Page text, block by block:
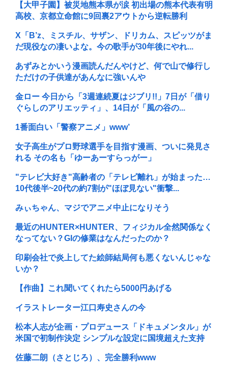
【大甲子園】被災地熊本県が涙 初出場の熊本代表有明
高校、京都立命館に9回裏2アウトから逆転勝利
X「B’z、ミスチル、サザン、ドリカム、スピッツがま
だ現役なの凄いよな。今の歌手が30年後にやれ...
あずみとかいう漫画読んだんやけど、何で山で修行し
ただけの子供達があんなに強いんや
金ロー 今日から「3週連続夏はジブリ!!」7日が「借り
ぐらしのアリエッティ」、14日が「風の谷の...
1番面白い「警察アニメ」www’
女子高生がプロ野球選手を目指す漫画、ついに発見さ
れる その名も「ゆーあーすらっがー」
"テレビ大好き"高齢者の「テレビ離れ」が始まった…
10代後半~20代の約7割が"ほぼ見ない"衝撃...
みぃちゃん、マジでアニメ中止になりそう
最近のHUNTER×HUNTER、フィジカル全然関係なく
なってない？GIの修業はなんだったのか？
印刷会社で炎上してた絵師結局何も悪くないんじゃな
いか？
【作曲】これ聞いてくれたら5000円あげる
イラストレーター江口寿史さんの今
松本人志が企画・プロデュース「ドキュメンタル」が
米国で初制作決定 シンプルな設定に国境超えた支持
佐藤二朗（さとじろ）、完全勝利www